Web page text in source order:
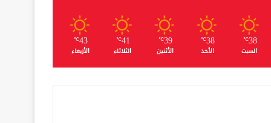
38
℃
السبت
38
℃
الأحد
39
℃
الأثنين
41
℃
الثلاثاء
43
℃
الأربعاء